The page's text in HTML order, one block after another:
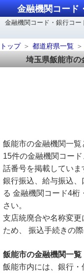
金融機関コード
金融機関コード・銀行コ
トップ
都道府県一覧
埼玉県飯能市の
飯能市の金融機関一
15件の金融機関コー
話番号を掲載していま
銀行振込、給与振込
る 金融機関コード4桁
さい。
支店統廃合や名称変
ため、 振込手続きの
飯能市の金融機関一覧
飯能市内には、銀行・